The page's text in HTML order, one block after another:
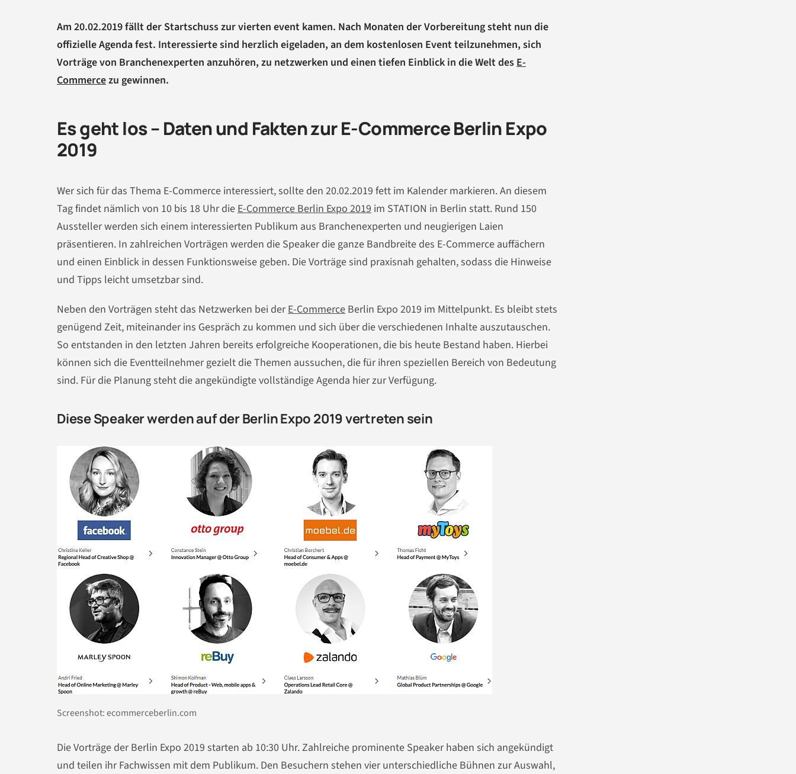
Am 20.02.2019 fällt der Startschuss zur vierten event kamen. Nach Monaten der Vorbereitung steht nun die
offizielle Agenda fest. Interessierte sind herzlich eigeladen, an dem kostenlosen Event teilzunehmen, sich
Vorträge von Branchenexperten anzuhören, zu netzwerken und einen tiefen Einblick in die Welt des E-
Commercezu gewinnen.
Es geht los – Daten und Fakten zur E-Commerce Berlin Expo
2019
Wer sich für das Thema E-Commerce interessiert, sollte den 20.02.2019 fett im Kalender markieren. An diesem
Tag findet nämlich von 10 bis 18 Uhr dieE-Commerce Berlin Expo 2019 im STATION in Berlin statt. Rund 150
Aussteller werden sich einem interessierten Publikum aus Branchenexperten und neugierigen Laien
präsentieren. In zahlreichen Vorträgen werden die Speaker die ganze Bandbreite des E-Commerce auffächern
und einen Einblick in dessen Funktionsweise geben. Die Vorträge sind praxisnah gehalten, sodass die Hinweise
und Tipps leicht umsetzbar sind.
Neben den Vorträgen steht das Netzwerken bei derE-Commerce Berlin Expo 2019 im Mittelpunkt. Es bleibt stets
genügend Zeit, miteinander ins Gespräch zu kommen und sich über die verschiedenen Inhalte auszutauschen.
So entstanden in den letzten Jahren bereits erfolgreiche Kooperationen, die bis heute Bestand haben. Hierbei
können sich die Eventteilnehmer gezielt die Themen aussuchen, die für ihren speziellen Bereich von Bedeutung
sind. Für die Planung steht die angekündigte vollständige Agenda hier zur Verfügung.
Diese Speaker werden auf der Berlin Expo 2019 vertreten sein
Screenshot: ecommerceberlin.com
Die Vorträge der Berlin Expo 2019 starten ab 10:30 Uhr. Zahlreiche prominente Speaker haben sich angekündigt
und teilen ihr Fachwissen mit dem Publikum. Den Besuchern stehen vier unterschiedliche Bühnen zur Auswahl,